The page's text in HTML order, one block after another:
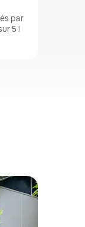
par
5 !